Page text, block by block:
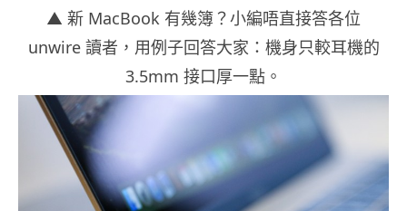
▲ 新 MacBook 有幾簿？小編唔直接答各位
unwire 讀者，用例子回答大家：機身只較耳機的
3.5mm 接口厚一點。